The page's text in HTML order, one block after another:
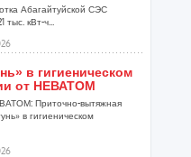
Абагайтуйской СЭС
тыс. кВт-ч...
в гигиеническом
от НЕВАТОМ
Приточно-вытяжная
в гигиеническом